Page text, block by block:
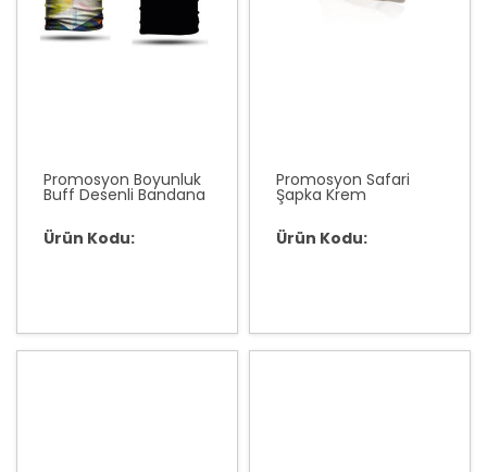
Promosyon Boyunluk
Buff Desenli Bandana
Ürün Kodu:
Promosyon Safari
Şapka Krem
Ürün Kodu: